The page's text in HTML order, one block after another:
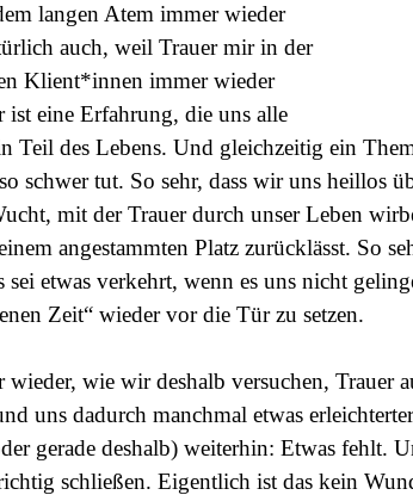
langen Atem immer wieder
auch, weil Trauer mir in der
Klient*innen immer wieder
ist eine Erfahrung, die uns alle
Teil des Lebens. Und gleichzeitig ein
schwer tut. So sehr, dass wir uns heillos
mit der Trauer durch unser Leben
angestammten Platz zurücklässt. So
sei etwas verkehrt, wenn es uns nicht
Zeit“ wieder vor die Tür zu setzen.
wieder, wie wir deshalb versuchen, Trauer
uns dadurch manchmal etwas
gerade deshalb) weiterhin: Etwas fehlt.
schließen. Eigentlich ist das kein